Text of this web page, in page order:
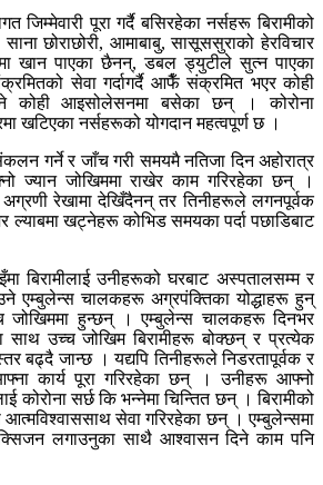
जिम्मेवारी पूरा गर्दै बसिरहेका नर्सहरू बिरामीको
छोराछोरी, आमाबाबु, सासूससुराको हेरविचार
खान पाएका छैनन्, डबल ड्युटीले सुत्न पाएका
सेवा गर्दागर्दै आफैँ संक्रमित भएर कोही
कोही आइसोलेसनमा बसेका छन् । कोरोना
खटिएका नर्सहरूको योगदान महत्वपूर्ण छ ।
गर्ने र जाँच गरी समयमै नतिजा दिन अहोरात्र
ज्यान जोखिममा राखेर काम गरिरहेका छन् ।
अग्रणी रेखामा देखिँदैनन् तर तिनीहरूले लगनपूर्वक
ल्याबमा खट्नेहरू कोभिड समयका पर्दा पछाडिबाट
बिरामीलाई उनीहरूको घरबाट अस्पतालसम्म र
एम्बुलेन्स चालकहरू अग्रपंक्तिका योद्धाहरू हुन्
हुन्छन् । एम्बुलेन्स चालकहरू दिनभर
साथ उच्च जोखिम बिरामीहरू बोक्छन् र प्रत्येक
बढ्दै जान्छ । यद्यपि तिनीहरूले निडरतापूर्वक र
कार्य पूरा गरिरहेका छन् । उनीहरू आफ्नो
कोरोना सर्छ कि भन्नेमा चिन्तित छन् । बिरामीको
सेवा गरिरहेका छन् । एम्बुलेन्समा
लगाउनुका साथै आश्वासन दिने काम पनि